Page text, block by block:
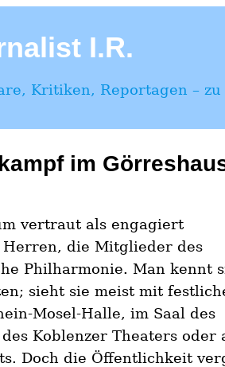
I.R.
Kritiken, Reportagen –
im
vertraut als engagiert
Herren, die Mitglieder des
Philharmonie. Man kennt
sieht sie meist mit
Mosel-Halle, im Saal des
Koblenzer Theaters oder
Doch die Öffentlichkeit